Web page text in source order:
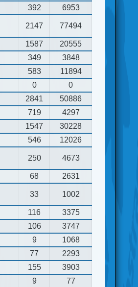
392 6953
2147 77494
1587
20555
349
3848
583
11894
0
0
2841
50886
719
4297
1547
30228
546 12026
250 4673
68 2631
33 1002
116
3375
106
3747
9
1068
77
2293
155
3903
9
77